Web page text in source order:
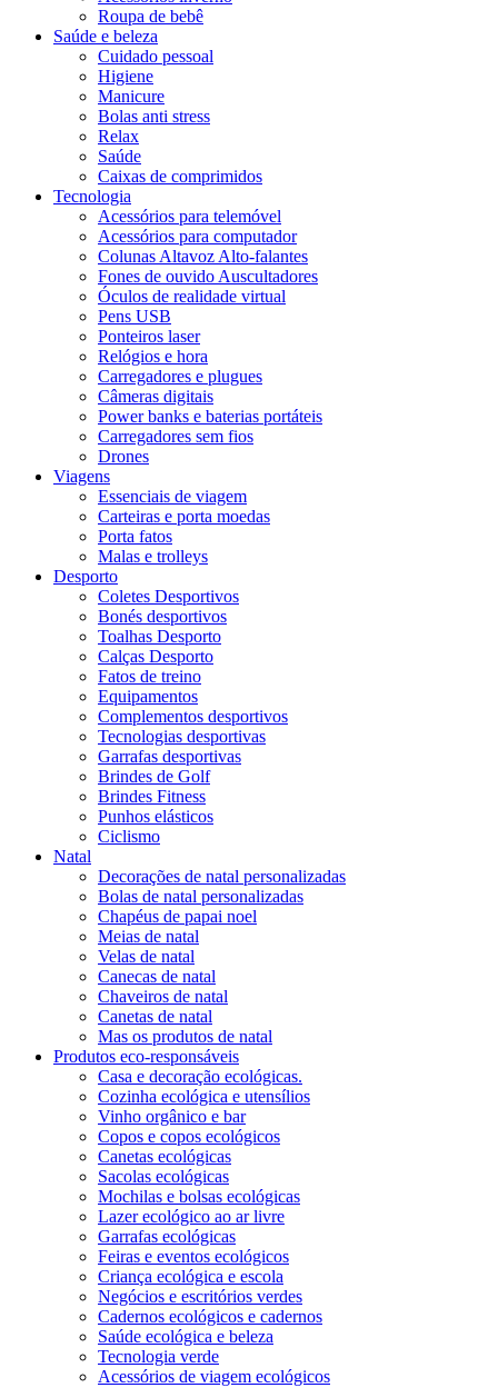
Roupa de bebê
Saúde e beleza
Cuidado pessoal
Higiene
Manicure
Bolas anti stress
Relax
Saúde
Caixas de comprimidos
Tecnologia
Acessórios para telemóvel
Acessórios para computador
Colunas Altavoz Alto-falantes
Fones de ouvido Auscultadores
Óculos de realidade virtual
Pens USB
Ponteiros laser
Relógios e hora
Carregadores e plugues
Câmeras digitais
Power banks e baterias portáteis
Carregadores sem fios
Drones
Viagens
Essenciais de viagem
Carteiras e porta moedas
Porta fatos
Malas e trolleys
Desporto
Coletes Desportivos
Bonés desportivos
Toalhas Desporto
Calças Desporto
Fatos de treino
Equipamentos
Complementos desportivos
Tecnologias desportivas
Garrafas desportivas
Brindes de Golf
Brindes Fitness
Punhos elásticos
Ciclismo
Natal
Decorações de natal personalizadas
Bolas de natal personalizadas
Chapéus de papai noel
Meias de natal
Velas de natal
Canecas de natal
Chaveiros de natal
Canetas de natal
Mas os produtos de natal
Produtos eco-responsáveis
Casa e decoração ecológicas.
Cozinha ecológica e utensílios
Vinho orgânico e bar
Copos e copos ecológicos
Canetas ecológicas
Sacolas ecológicas
Mochilas e bolsas ecológicas
Lazer ecológico ao ar livre
Garrafas ecológicas
Feiras e eventos ecológicos
Criança ecológica e escola
Negócios e escritórios verdes
Cadernos ecológicos e cadernos
Saúde ecológica e beleza
Tecnologia verde
Acessórios de viagem ecológicos